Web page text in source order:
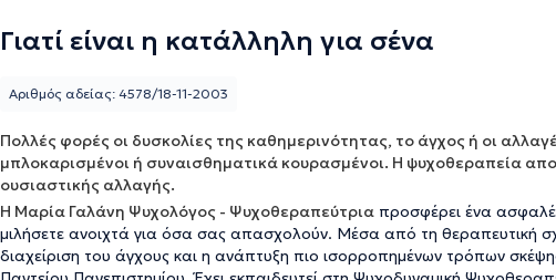
Γιατί είναι η κατάλληλη για σένα
Πολλές φορές οι δυσκολίες της καθημερινότητας, το άγχος ή οι
μπλοκαρισμένοι ή συναισθηματικά κουρασμένοι. Η ψυχοθεραπεία
ουσιαστικής αλλαγής.
Η Μαρία Γαλάνη Ψυχολόγος - Ψυχοθεραπεύτρια προσφέρει ένα
μιλήσετε ανοιχτά για όσα σας απασχολούν. Μέσα από τη θεραπευτική
διαχείριση του άγχους και η ανάπτυξη πιο ισορροπημένων τρόπων
Αριθμός αδείας: 4578/18-11-2003